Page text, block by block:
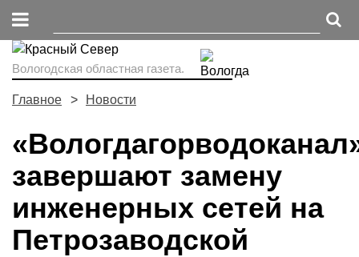
Вологодская областная газета.
Главное Новости
завершают замену
инженерных сетей на
Петрозаводской